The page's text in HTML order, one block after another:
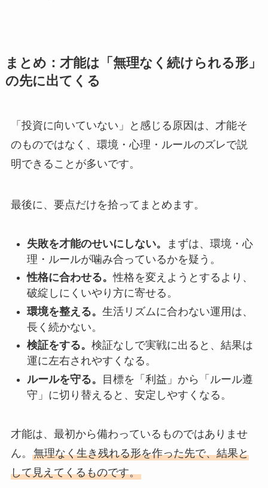
まとめ：才能は「無理なく続けられる形」
の先に出てくる
「投資に向いていない」と感じる原因は、 才能そ
のものではなく、環境・心理・ルールのズレで説
明できることが多いです。
最後に、要点だけを拾ってまとめます。
失敗を才能のせいにしない。
まずは、環境・心
理・ルールが噛み合っているかを疑う。
性格に合わせる。性格を変えようとするより、
破綻しにくいやり方に寄せる。
環境を整える。 生活リズムに合わない運用は、
長く続かない。
検証をする。 検証なしで実戦に出ると、結果は
運に左右されやすくなる。
ルールを守る。
目標を「利益」から「ルール遵
守」に切り替えると、安定しやすくなる。
才能は、最初から備わっているものではありませ
ん。 無理なく生き残れる形を作った先で、結果と
して見えてくるものです。